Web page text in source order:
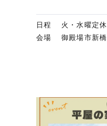
日程 火・水曜定休
会場
御殿場市新橋